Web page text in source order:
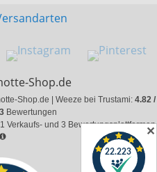
Shop.de
Shop.de | Weeze bei Trustami: 4.82 /
Bewertungen
Verkaufs- und 3 Bewertungsplattformen
✕